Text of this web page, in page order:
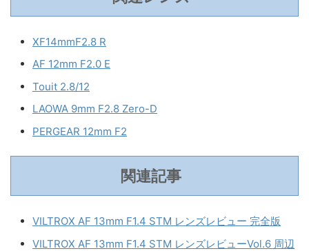
XF14mmF2.8 R
AF 12mm F2.0 E
Touit 2.8/12
LAOWA 9mm F2.8 Zero-D
PERGEAR 12mm F2
関連記事
VILTROX AF 13mm F1.4 STM レンズレビュー 完全版
VILTROX AF 13mm F1.4 STM レンズレビューVol.6 周辺